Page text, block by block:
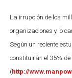
La irrupción de los
organizaciones y lo
Según un reciente
constituirán el 35%
(http://